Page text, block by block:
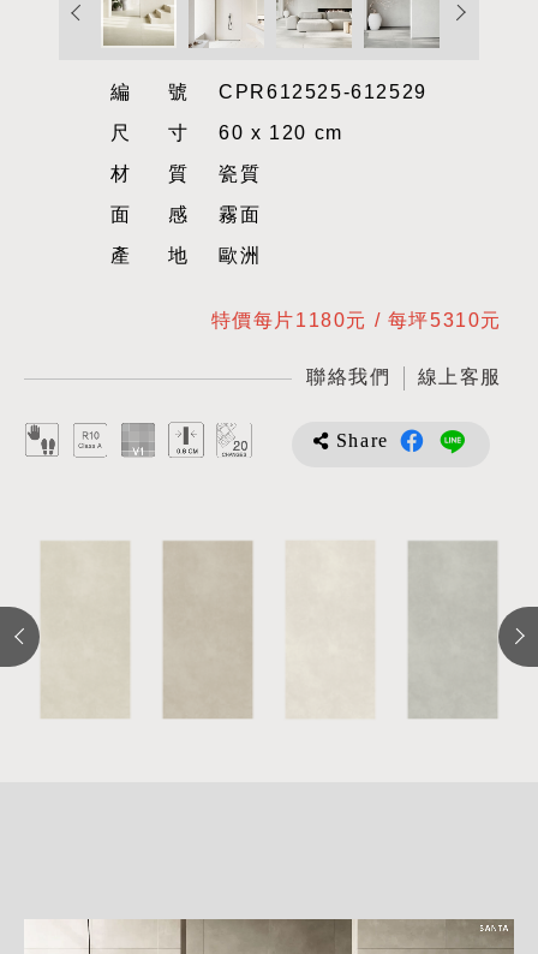
編號CPR612525-612529
尺寸60 x 120 cm
材質瓷質
面感霧面
產地歐洲
特價每片1180元 / 每坪5310元
聯絡我們 線上客服
Share